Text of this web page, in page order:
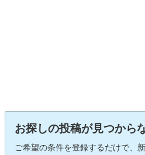
お探しの投稿が見つから
ご希望の条件を登録するだけで、